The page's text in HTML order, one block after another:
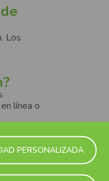
PERSONALIZADA
Los
línea o